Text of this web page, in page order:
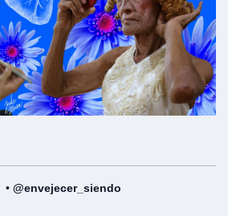
• @envejecer_siendo